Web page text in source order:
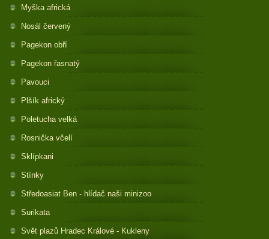
Myška africká
Nosál červený
Pagekon obří
Pagekon řasnatý
Pavouci
Plšík africký
Poletucha velká
Rosnička včelí
Sklípkani
Stínky
Středoasiat Ben - hlídač naši minizoo
Surikata
Svět plazů Hradec Králové - Kukleny